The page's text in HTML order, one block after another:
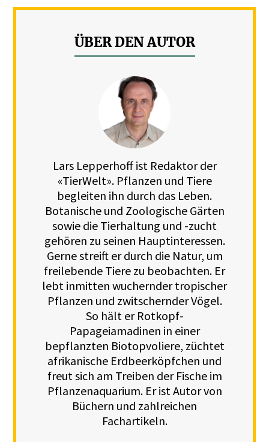
ÜBER DEN AUTOR
Lars Lepperhoff ist Redaktor der
«TierWelt». Pflanzen und Tiere
begleiten ihn durch das Leben.
Botanische und Zoologische Gärten
sowie die Tierhaltung und -zucht
gehören zu seinen Hauptinteressen.
Gerne streift er durch die Natur, um
freilebende Tiere zu beobachten. Er
lebt inmitten wuchernder tropischer
Pflanzen und zwitschernder Vögel.
So hält er Rotkopf-
Papageiamadinen in einer
bepflanzten Biotopvoliere, züchtet
afrikanische Erdbeerköpfchen und
freut sich am Treiben der Fische im
Pflanzenaquarium. Er ist Autor von
Büchern und zahlreichen
Fachartikeln.